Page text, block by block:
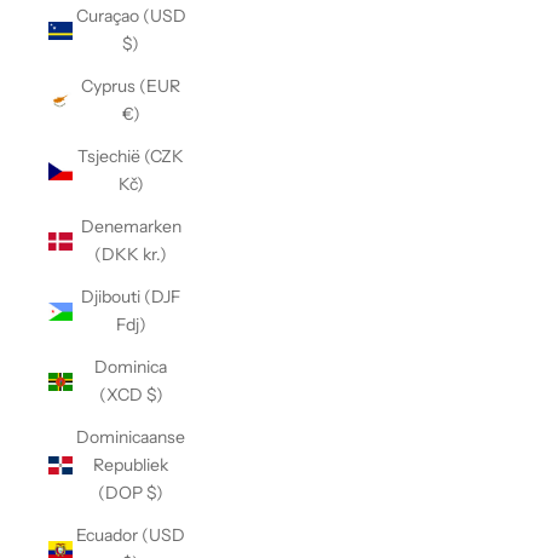
Curaçao (USD
$)
Cyprus (EUR
€)
Tsjechië (CZK
Kč)
Denemarken
(DKK kr.)
Djibouti (DJF
Fdj)
Dominica
(XCD $)
Dominicaanse
Republiek
(DOP $)
Ecuador (USD